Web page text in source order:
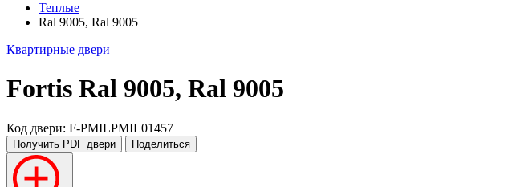
Теплые
Ral 9005, Ral 9005
Квартирные двери
Fortis Ral 9005, Ral 9005
Код двери: F-PMILPMIL01457
Получить PDF двери Поделиться